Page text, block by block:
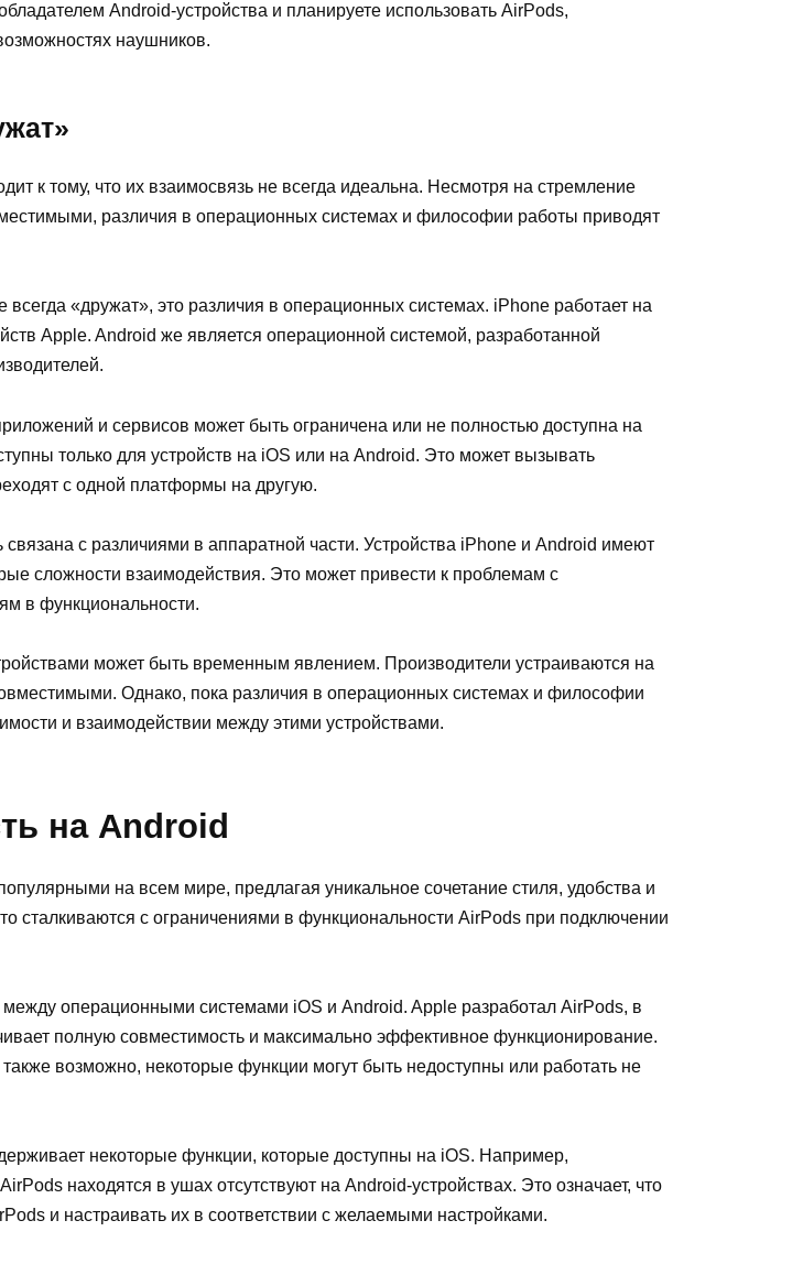
Android-устройства и планируете использовать AirPods,
наушников.
к тому, что их взаимосвязь не всегда идеальна. Несмотря на стремление
различия в операционных системах и философии работы приводят
«дружат», это различия в операционных системах. iPhone работает на
Apple. Android же является операционной системой, разработанной
и сервисов может быть ограничена или не полностью доступна на
только для устройств на iOS или на Android. Это может вызывать
с одной платформы на другую.
с различиями в аппаратной части. Устройства iPhone и Android имеют
сложности взаимодействия. Это может привести к проблемам с
в функциональности.
может быть временным явлением. Производители устраиваются на
Однако, пока различия в операционных системах и философии
и взаимодействии между этими устройствами.
на Android
на всем мире, предлагая уникальное сочетание стиля, удобства и
сталкиваются с ограничениями в функциональности AirPods при подключении
операционными системами iOS и Android. Apple разработал AirPods, в
полную совместимость и максимально эффективное функционирование.
возможно, некоторые функции могут быть недоступны или работать не
некоторые функции, которые доступны на iOS. Например,
находятся в ушах отсутствуют на Android-устройствах. Это означает, что
и настраивать их в соответствии с желаемыми настройками.